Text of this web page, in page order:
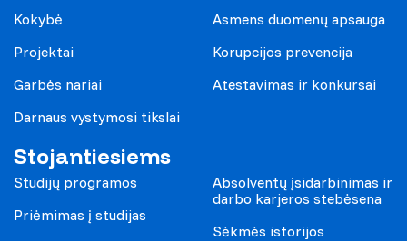
Kokybė
Projektai
Garbės nariai
Darnaus vystymosi tikslai
Asmens duomenų apsauga
Korupcijos prevencija
Atestavimas ir konkursai
Stojantiesiems
Studijų programos
Priėmimas į studijas
Absolventų įsidarbinimas ir
darbo karjeros stebėsena
Sėkmės istorijos